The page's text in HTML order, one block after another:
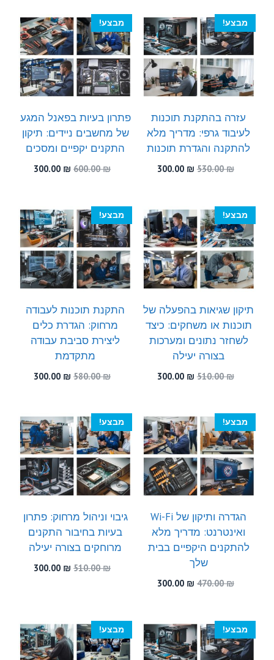
470.00 ₪.
300.00 ₪.
מבצע!
עזרה בהתקנת תוכנות
לעיבוד גרפי: מדריך מלא
להתקנה והגדרת תוכנות
530.00₪
המחיר
530.00 ₪.
300.00 ₪
300.00 ₪.
מבצע!
פתרון בעיות בפאנל המגע
של מחשבים ניידים: תיקון
התקנים יקפיים ומסכים
600.00₪
המחיר
600.00 ₪.
300.00 ₪
המחיר
300.00 ₪.
מבצע!
תיקון שגיאות בהפעלה של
תוכנות או משחקים: כיצד
לשחזר נתונים ומערכות
בצורה יעילה
510.00₪
המחיר
510.00 ₪.
300.00 ₪
300.00 ₪.
מבצע!
התקנת תוכנות לעבודה
מרחוק: הגדרת כלים
ליצירת סביבת עבודה
מתקדמת
580.00₪
המחיר
580.00 ₪.
300.00 ₪
המחיר
300.00 ₪.
מבצע!
הגדרה ותיקון של Wi-Fi
ואינטרנט: מדריך מלא
להתקנים היקפיים בבית
שלך
470.00₪
המחיר
470.00 ₪.
300.00 ₪
300.00 ₪.
מבצע!
גיבוי וניהול מרחוק: פתרון
בעיות בחיבור התקנים
מרוחקים בצורה יעילה
510.00₪
המחיר
300.00 ₪
המחיר
מבצע! מבצע!